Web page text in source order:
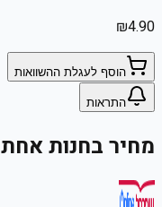
₪4.90
הוסף לעגלת ההשוואות
התראות
מחיר בחנות אחת